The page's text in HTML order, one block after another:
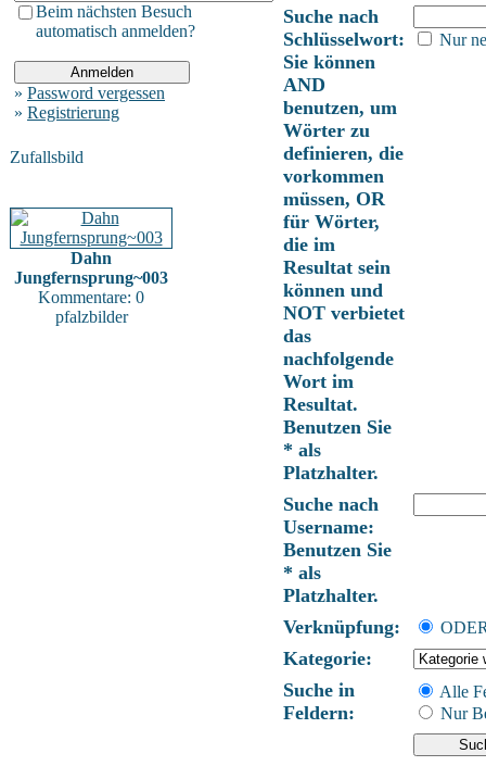
Beim nächsten Besuch
automatisch anmelden?
» Password vergessen
» Registrierung
Zufallsbild
Dahn
Jungfernsprung~003
Kommentare: 0
pfalzbilder
Suche nach
Schlüsselwort:
Sie können
AND
benutzen, um
Wörter zu
definieren, die
vorkommen
müssen, OR
für Wörter,
die im
Resultat sein
können und
NOT verbietet
das
nachfolgende
Wort im
Resultat.
Benutzen Sie
* als
Platzhalter.
Nur
Suche nach
Username:
Benutzen Sie
* als
Platzhalter.
Verknüpfung:
Kategorie:
Suche in
Feldern:
Alle
Nur